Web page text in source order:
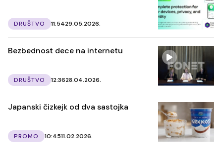
DRUŠTVO 11:5429.05.2026.
Bezbednost dece na internetu
DRUŠTVO 12:3628.04.2026.
Japanski čizkejk od dva sastojka
PROMO 10:4511.02.2026.